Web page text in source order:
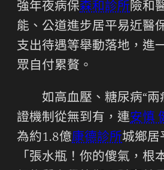
強年夜病保森和診所險和
能、公道進步居平易近醫
支出待遇等舉動落地，進
眾自付累贅。
如高血壓、糖尿病“兩
證機制從無到有，連安慎
為約1.8億康德診所城鄉居
「張水瓶！你的傻氣，根